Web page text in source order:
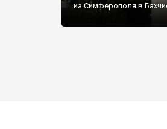
из Симферополя в